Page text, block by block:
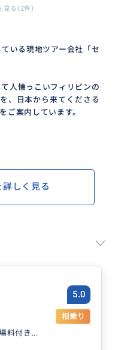
見る(2件)
いる現地ツアー会社「セ
人懐っこいフィリピンの
、日本から来てくださる
ご案内しています。
しく見る
5.0
相乗り
料付き...